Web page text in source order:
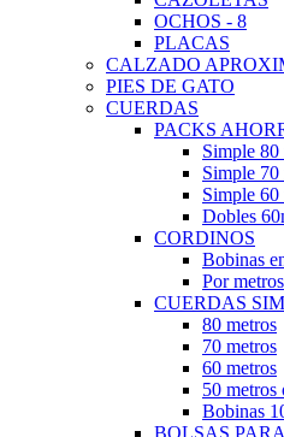
OCHOS - 8
PLACAS
CALZADO
PIES DE GATO
CUERDAS
PACKS
Simple 80
Simple 70
Simple 60
Dobles
CORDINOS
Bobinas
Por metros
CUERDAS
80 metros
70 metros
60 metros
50 metros
Bobinas
BOLSAS